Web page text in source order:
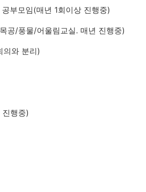
부모임(매년 1회이상 진행중)
공/풍물/어울림교실. 매년 진행중)
의와 분리)
행중)